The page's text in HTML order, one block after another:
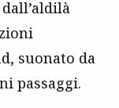
suonato da
passaggi.